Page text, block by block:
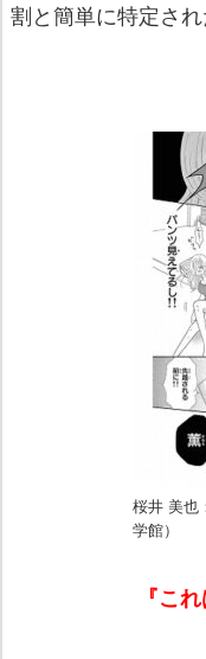
割と簡単に特定さ
桜井 美也
学館）
『こ